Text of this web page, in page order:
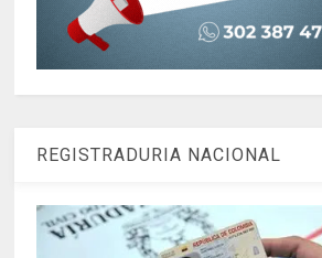
REGISTRADURIA NACIONAL